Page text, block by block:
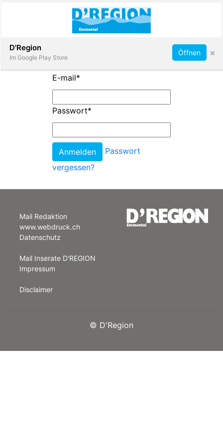
App
Abonnieren
E-mail*
Passwort*
Passwort
vergessen?
Mail Redaktion
www.webdruck.ch
Datenschutz
Mail Inserate D'REGION
Impressum
Disclaimer
© D'Region
D'Region
Im Google Play Store
Öffnen ×